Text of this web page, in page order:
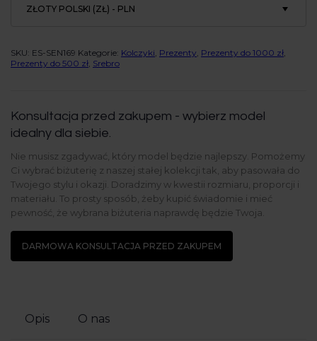
ZŁOTY POLSKI (ZŁ) - PLN
SKU: ES-SEN169 Kategorie: Kolczyki Prezenty Prezenty do 1000 zł
Prezenty do 500 zł Srebro
Konsultacja przed zakupem - wybierz model
idealny dla siebie.
Nie musisz zgadywać, który model będzie najlepszy. Pomożemy
Ci wybrać biżuterię z naszej stałej kolekcji tak, aby pasowała do
Twojego stylu i okazji. Doradzimy w kwestii rozmiaru, proporcji i
materiału. To prosty sposób, żeby kupić świadomie i mieć
pewność, że wybrana biżuteria naprawdę będzie Twoja.
DARMOWA KONSULTACJA PRZED ZAKUPEM
Opis O nas